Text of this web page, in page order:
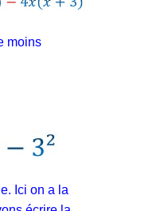
moins
Ici on a la